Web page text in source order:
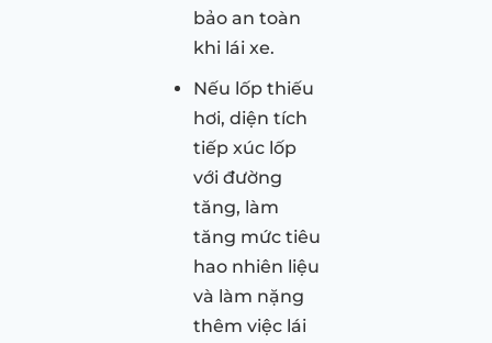
bảo an toàn
khi lái xe.
Nếu lốp thiếu
hơi, diện tích
tiếp xúc lốp
với đường
tăng, làm
tăng mức tiêu
hao nhiên liệu
và làm nặng
thêm việc lái